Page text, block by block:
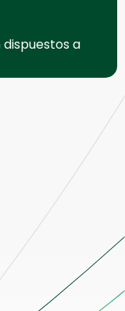
a